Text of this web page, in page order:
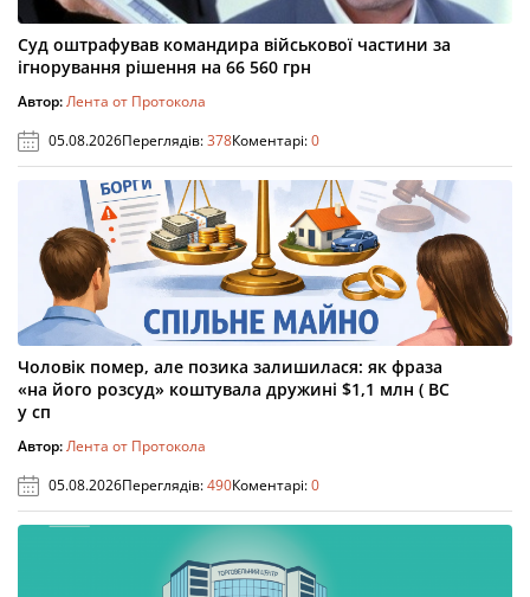
Суд оштрафував командира військової частини за
ігнорування рішення на 66 560 грн
Автор:Лента от Протокола
05.08.2026Переглядів:378Коментарі:0
Чоловік помер, але позика залишилася: як фраза
«на його розсуд» коштувала дружині $1,1 млн ( ВС
у сп
Автор:Лента от Протокола
05.08.2026Переглядів:490Коментарі:0